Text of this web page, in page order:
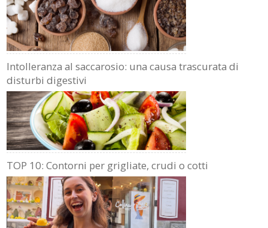
Intolleranza al saccarosio: una causa trascurata di
disturbi digestivi
TOP 10: Contorni per grigliate, crudi o cotti